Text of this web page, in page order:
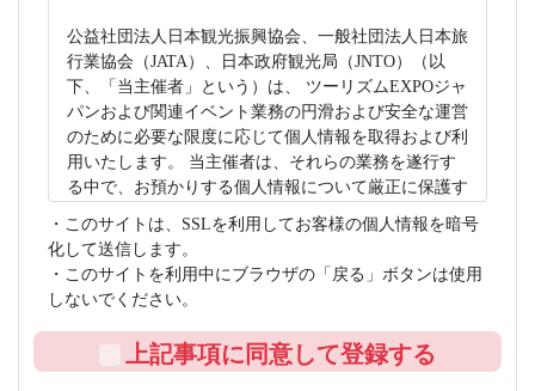
リューション展2026」に関する取材・記事掲載・放送
等の報道を目的とする方
• バイヤーとして商談会への参加を希望される報道関
係者
【登録可能なメディアの種別】
以下のいずれかに該当するメディア関係者がご登録い
ただけます。
• 定期刊行物を発行する新聞社・出版社の編集者、記
者（ライター）、カメラマン
• 上記媒体への署名記事掲載実績のあるフリーランス
• 法人が運営するニュース・情報系ウェブサイト（オ
ウンドメディア含む）の編集者、記者、制作スタッフ
公益社団法人日本観光振興協会、一般社団法人日本旅
行業協会（JATA）、日本政府観光局（JNTO）（以
下、「当主催者」という）は、 ツーリズムEXPOジャ
パンおよび関連イベント業務の円滑および安全な運営
のために必要な限度に応じて個⼈情報を取得および利
用いたします。 当主催者は、それらの業務を遂⾏す
る中で、お預かりする個⼈情報について厳正に保護す
ることを社会的責任と認識し、 個⼈情報に関する法
規制等を遵守します。当主催者は以下に掲げるプライ
バシーポリシーに従い、個⼈情報の保護に努めてまい
ります。
１．個人情報の定義
個人情報とは、生存する個人に関する情報であって、
・このサイトは、SSLを利用してお客様の個人情報を暗号
化して送信します。
・このサイトを利用中にブラウザの「戻る」ボタンは使用
しないでください。
上記事項に同意して登録する